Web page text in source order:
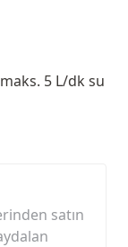
5 L/dk su
satın